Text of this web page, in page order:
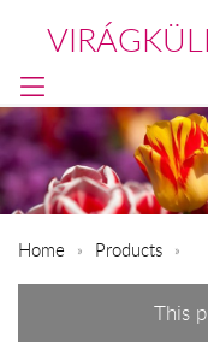
Home Products
This